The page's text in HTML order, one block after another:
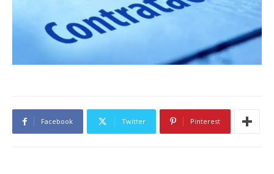
Facebook Twitter Pinterest